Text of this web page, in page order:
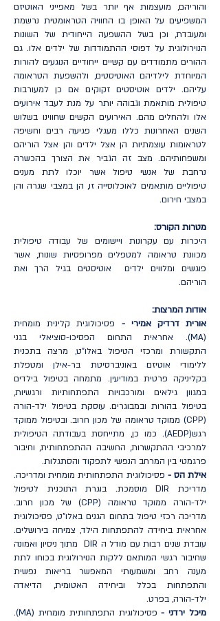
והוריהם, מועצמות אף יותר בשל מאפייני האוטיזם
המשפיעים על האופן בו החוויה הטראומטית נרשמת
ומעובדת, וכן בשל ההשפעה הייחודית של השונות
הנוירולוגית על דפוסי ההתמודדות של ילדים אלו. גם
ההורים מתמודדים עם קשיים ייחודיים הנוגעים להורות
המיוחדת לילדיהם האוטיסטים, ולהשפעת הטראומה
עליהם. ילדים אוטיסטים זקוקים אם כן למעורבות
טיפולית מותאמת וגבוהה יותר על מנת לעבד אירועים
אלו ולהחלים מהם. האירועים הקשים שחווינו בשלוש
השנים האחרונות כללו מעגלי פגיעה רבים וחשיפה
לטראומות עוצמתיות הן אצל ילדים והן אצל הוריהם
ומשפחותיהם. מצב זה הגביר את הצורך בהכשרה
נרחבת של אנשי טיפול אשר יוכלו לתת מענים
טיפוליים מותאמים לאוכלוסייה זו, הן במצבי שגרה והן
במצבי חירום.
מטרות הקורס:
היכרות עם עקרונות ויישומים של עבודה טיפולית
מכוונת טראומה למטפלים מפרופסיות שונות, אשר
פוגשים ומלווים ילדים אוטיסטים בגיל הרך ואת
הוריהם.
אודות המרצות:
אורית דרדיק אמירי - פסיכולוגית קלינית מומחית
(MA). אחראית התחום הפסיכו-סוציאלי בגני
התקשורת ומרכזי הטיפול באלו"ט, מרצה בתכנית
ללימודי אוטיזם באוניברסיטת בר-אילן ומטפלת
בקליניקה פרטית במודיעין. מתמחה בטיפול בילדים
במגוון גילאים ומורכבויות התפתחותיות ורגשיות,
בטיפול בהורות ובמבוגרים. עוסקת בטיפול ילד-הורה
(CPP) ממוקד טראומה של מכון חרוב. ובטיפול ממוקד
רגש(AEDP). כמו כן, מתייחסת בעבודתה הטיפולית
למרכיבי ההתקשרות, החשיבה ההתפתחותית, וחיבור
פרגמטי בין המרחב הנפשי לתפקוד והסתגלות.
אילת הס - פסיכולוגית התפתחותית מומחית ומדריכה.
מדריכת DIR מוסמכת. בוגרת התוכנית לטיפול
ילד-הורה ממוקד טראומה (CPP) של מכון חרוב.
מדריכה רכזי טיפול בתחום הגנים באלו"ט, פסיכולוגית
אחראית ביחידה להתפתחות הילד, צמיחה בירושלים.
עובדת שנים רבות עם מודל ה DIR מתוך ניסיון ואמונה
שחיבור רגשי המותאם ללקות הנוירולוגית בכוחו לתת
מענה רחב ומשמעותי המאפשר בריאות נפשית
והתפתחות בכלל וביחידה האטומית, הדיאדה
ילד-הורה, בפרט.
מיכל ירדני -
פסיכולוגית התפתחותית מומחית (MA).